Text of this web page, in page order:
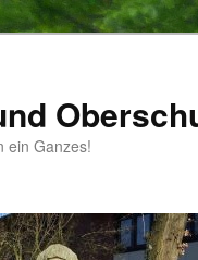
ein Ganzes!